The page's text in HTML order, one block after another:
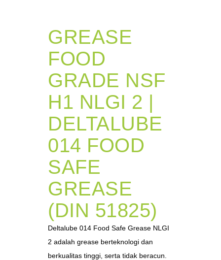
GREASE
FOOD
GRADE NSF
H1 NLGI 2 |
DELTALUBE
014 FOOD
SAFE
GREASE
(DIN 51825)
Deltalube 014 Food Safe Grease NLGI
2 adalah grease berteknologi dan
berkualitas tinggi, serta tidak beracun.